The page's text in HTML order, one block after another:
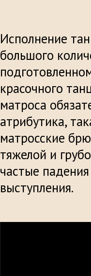
Исполнение
большого
красочного
матроса
атрибутика,
матросские
тяжелой и
частые
выступления.